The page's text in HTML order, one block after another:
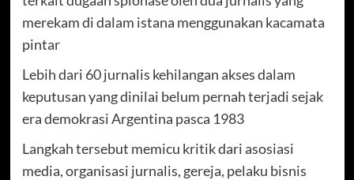
merekam di dalam istana menggunakan kacamata
pintar
Lebih dari 60 jurnalis kehilangan akses dalam
keputusan yang dinilai belum pernah terjadi sejak
era demokrasi Argentina pasca 1983
Langkah tersebut memicu kritik dari asosiasi
media, organisasi jurnalis, gereja, pelaku bisnis